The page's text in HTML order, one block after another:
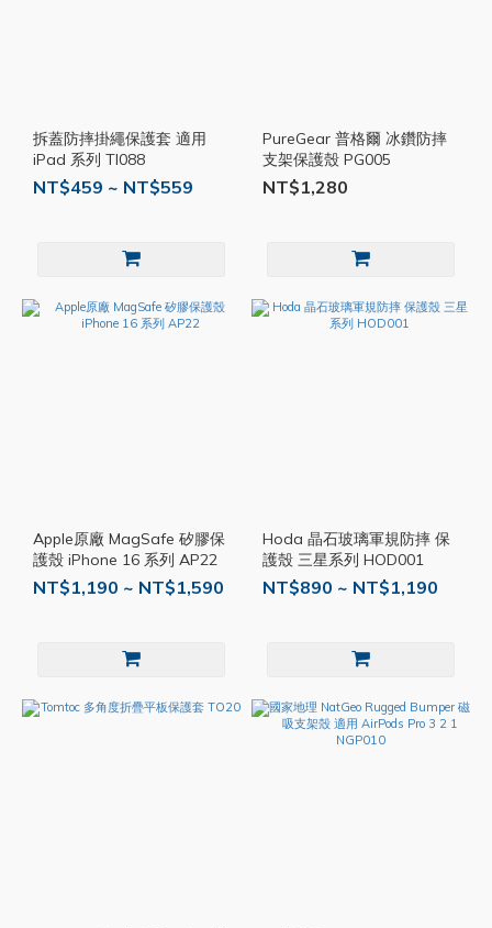
拆蓋防摔掛繩保護套 適用
iPad 系列 TI088
NT$459 ~ NT$559
PureGear 普格爾 冰鑽防摔
支架保護殼 PG005
NT$1,280
Apple原廠 MagSafe 矽膠保
護殼 iPhone 16 系列 AP22
NT$1,190 ~ NT$1,590
Hoda 晶石玻璃軍規防摔 保
護殼 三星系列 HOD001
NT$890 ~ NT$1,190